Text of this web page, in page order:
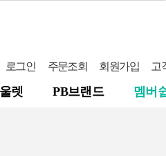
로그인 주문조회 회원가입 고
렛 PB브랜드 멤버